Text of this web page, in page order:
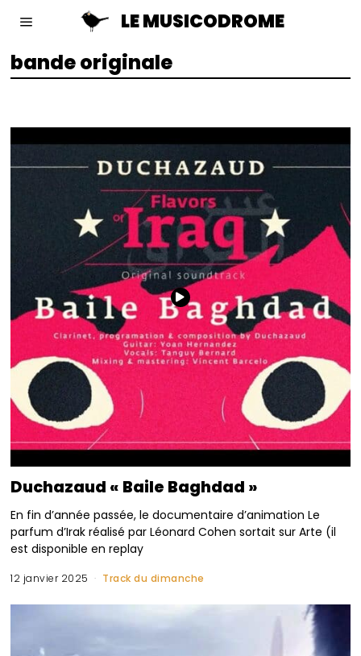
LE MUSICODROME
bande originale
Duchazaud « Baile Baghdad »
En fin d’année passée, le documentaire d’animation Le
parfum d’Irak réalisé par Léonard Cohen sortait sur Arte (il
est disponible en replay
12 janvier 2025 Track du dimanche